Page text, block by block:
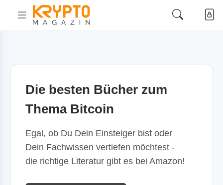
Die besten Bücher zum
Thema Bitcoin
Egal, ob Du Dein Einsteiger bist oder
Dein Fachwissen vertiefen möchtest -
die richtige Literatur gibt es bei Amazon!